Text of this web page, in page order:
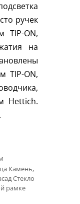
ручек
TIP-ON,
на
TIP-ON,
Hettich.
.
Камень,
Стекло
рамке